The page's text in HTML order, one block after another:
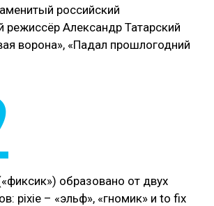
российский
режиссёр Александр Татарский
ворона», «Падал прошлогодний
образовано от двух
pixie – «эльф», «гномик» и to fix